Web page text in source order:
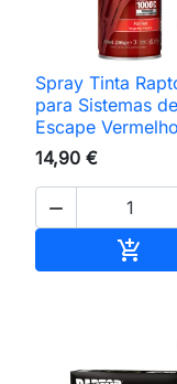
Spray Tinta
para Sistemas de
Escape
14,90 €

